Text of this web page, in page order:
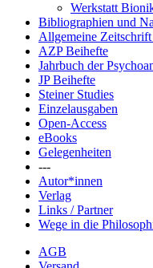
Werkstatt
Bibliographien und
Allgemeine
AZP Beihefte
Jahrbuch der
JP Beihefte
Steiner Studies
Einzelausgaben
Open-Access
eBooks
Gelegenheiten
---
Autor*innen
Verlag
Links / Partner
Wege in die
AGB